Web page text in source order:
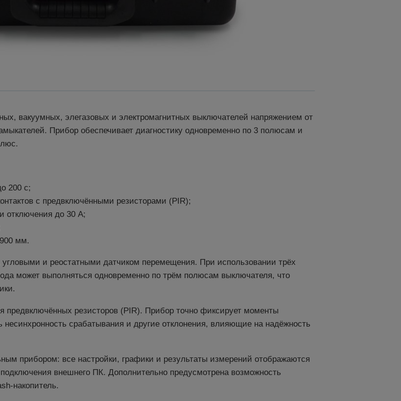
вакуумных, элегазовых и электромагнитных выключателей напряжением от
Прибор обеспечивает диагностику одновременно по 3 полюсам и
200 с;
с предвключёнными резисторами (PIR);
отключения до 30 А;
мм.
и реостатными датчиком перемещения. При использовании трёх
может выполняться одновременно по трём полюсам выключателя, что
предвключённых резисторов (PIR). Прибор точно фиксирует моменты
несинхронность срабатывания и другие отклонения, влияющие на надёжность
прибором: все настройки, графики и результаты измерений отображаются
внешнего ПК. Дополнительно предусмотрена возможность
накопитель.